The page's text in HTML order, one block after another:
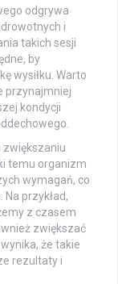
odgrywa
i
takich sesji
by
wysiłku. Warto
przynajmniej
kondycji
zwiększaniu
temu organizm
wymagań, co
przykład,
z czasem
zwiększać
że takie
rezultaty i